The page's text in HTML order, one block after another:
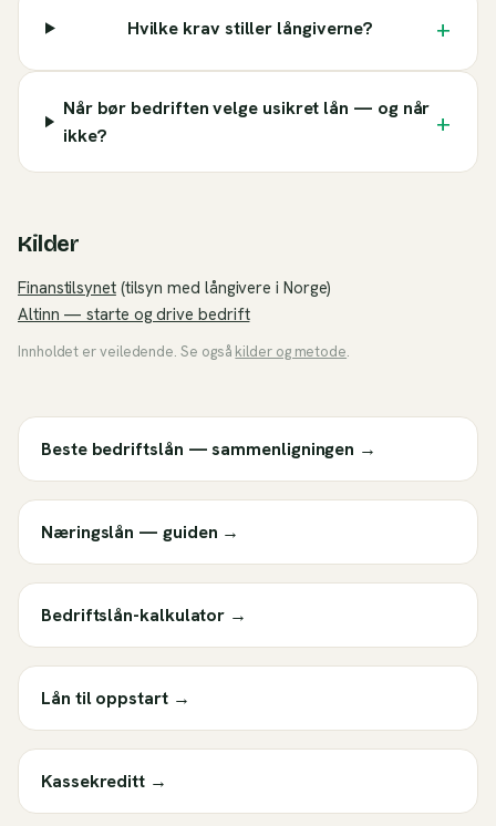
Hvilke krav stiller långiverne? +
Når bør bedriften velge usikret lån — og når
ikke?
+
Kilder
Finanstilsynet (tilsyn med långivere i Norge)
Altinn — starte og drive bedrift
Innholdet er veiledende. Se også kilder og metode.
Beste bedriftslån — sammenligningen →
Næringslån — guiden →
Bedriftslån-kalkulator →
Lån til oppstart→
Kassekreditt →